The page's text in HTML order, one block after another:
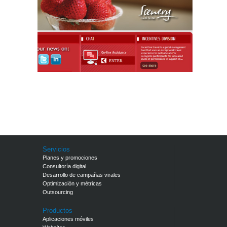
Servicios
Planes y promociones
Consultoría digital
Desarrollo de campañas virales
Optimización y métricas
Outsourcing
Productos
Aplicaciones móviles